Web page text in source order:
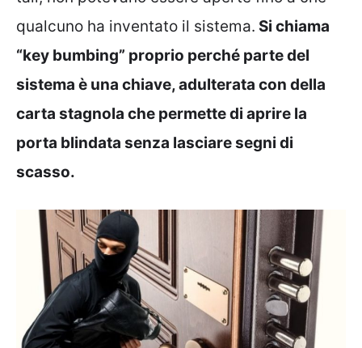
qualcuno ha inventato il sistema. Si chiama
“key bumbing” proprio perché parte del
sistema è una chiave, adulterata con della
carta stagnola che permette di aprire la
porta blindata senza lasciare segni di
scasso.